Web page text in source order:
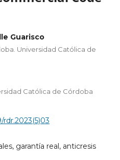
Guarisco
Universidad Católica de
Católica de Córdoba
garantía real, anticresis